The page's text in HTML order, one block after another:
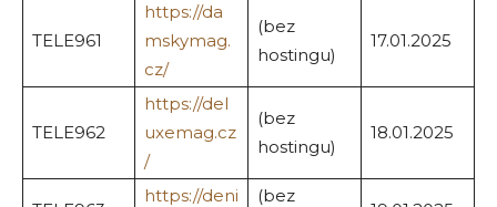
TELE961
https://da
mskymag.
cz/
(bez
hostingu)
17.01.2025
TELE962
https://del
uxemag.cz
/
(bez
hostingu)
18.01.2025
https://deni
(bez